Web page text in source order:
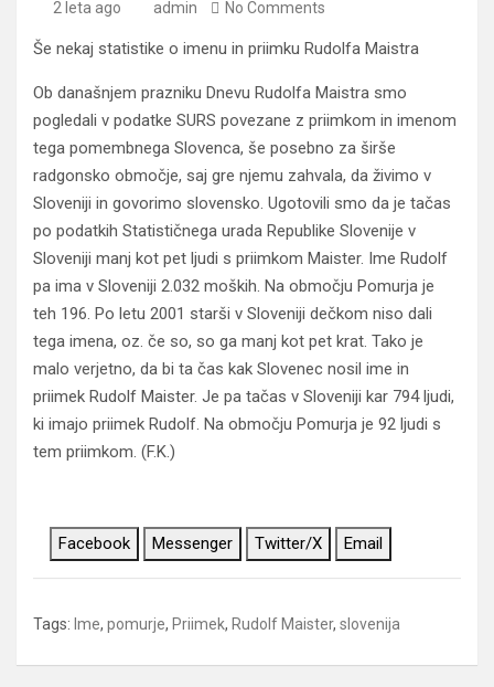
2 leta ago admin No Comments
Še nekaj statistike o imenu in priimku Rudolfa Maistra
Ob današnjem prazniku Dnevu Rudolfa Maistra smo
pogledali v podatke SURS povezane z priimkom in imenom
tega pomembnega Slovenca, še posebno za širše
radgonsko območje, saj gre njemu zahvala, da živimo v
Sloveniji in govorimo slovensko. Ugotovili smo da je tačas
po podatkih Statističnega urada Republike Slovenije v
Sloveniji manj kot pet ljudi s priimkom Maister. Ime Rudolf
pa ima v Sloveniji 2.032 moških. Na območju Pomurja je
teh 196. Po letu 2001 starši v Sloveniji dečkom niso dali
tega imena, oz. če so, so ga manj kot pet krat. Tako je
malo verjetno, da bi ta čas kak Slovenec nosil ime in
priimek Rudolf Maister. Je pa tačas v Sloveniji kar 794 ljudi,
ki imajo priimek Rudolf. Na območju Pomurja je 92 ljudi s
tem priimkom. (F.K.)
Facebook Messenger Twitter/X Email
Tags: Ime, pomurje, Priimek, Rudolf Maister, slovenija